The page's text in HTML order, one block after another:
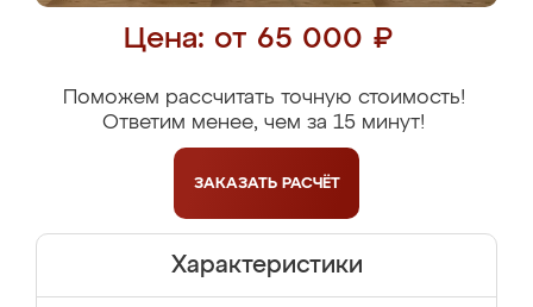
Цена: от 65 000 ₽
Поможем рассчитать точную стоимость!
Ответим менее, чем за 15 минут!
ЗАКАЗАТЬ РАСЧЁТ
Характеристики